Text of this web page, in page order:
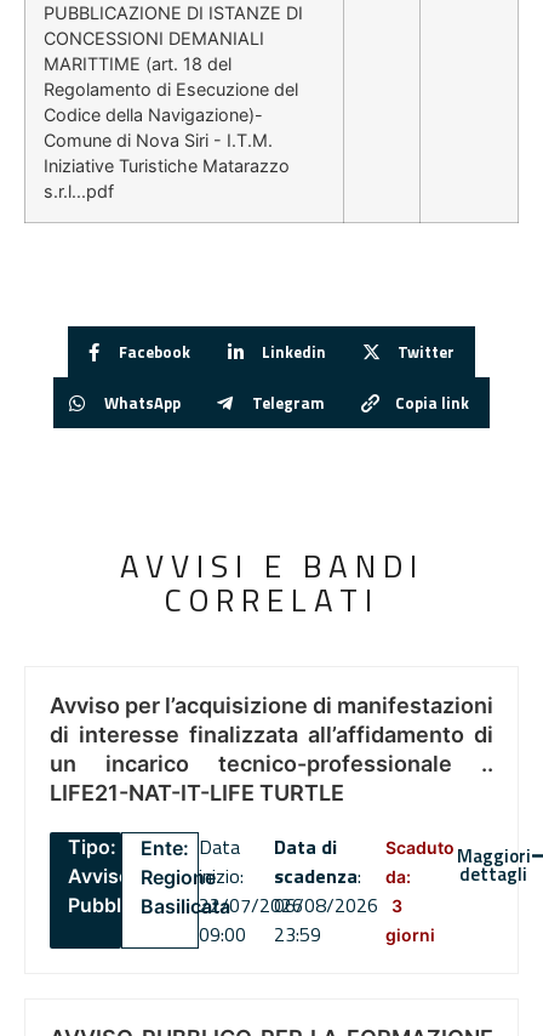
PUBBLICAZIONE DI ISTANZE DI
CONCESSIONI DEMANIALI
MARITTIME (art. 18 del
Regolamento di Esecuzione del
Codice della Navigazione)-
Comune di Nova Siri - I.T.M.
Iniziative Turistiche Matarazzo
s.r.l...pdf
Facebook Linkedin Twitter
WhatsApp Telegram Copia link
AVVISI E BANDI
CORRELATI
Avviso per l’acquisizione di manifestazioni
di interesse finalizzata all’affidamento di
un incarico tecnico-professionale ..
LIFE21-NAT-IT-LIFE TURTLE
Tipo:
Avviso
Pubblico
Ente:
Regione
Basilicata
Data
inizio:
22/07/2026
09:00
Data di
scadenza:
06/08/2026
23:59
Scaduto
da:
3
giorni
Maggiori
dettagli